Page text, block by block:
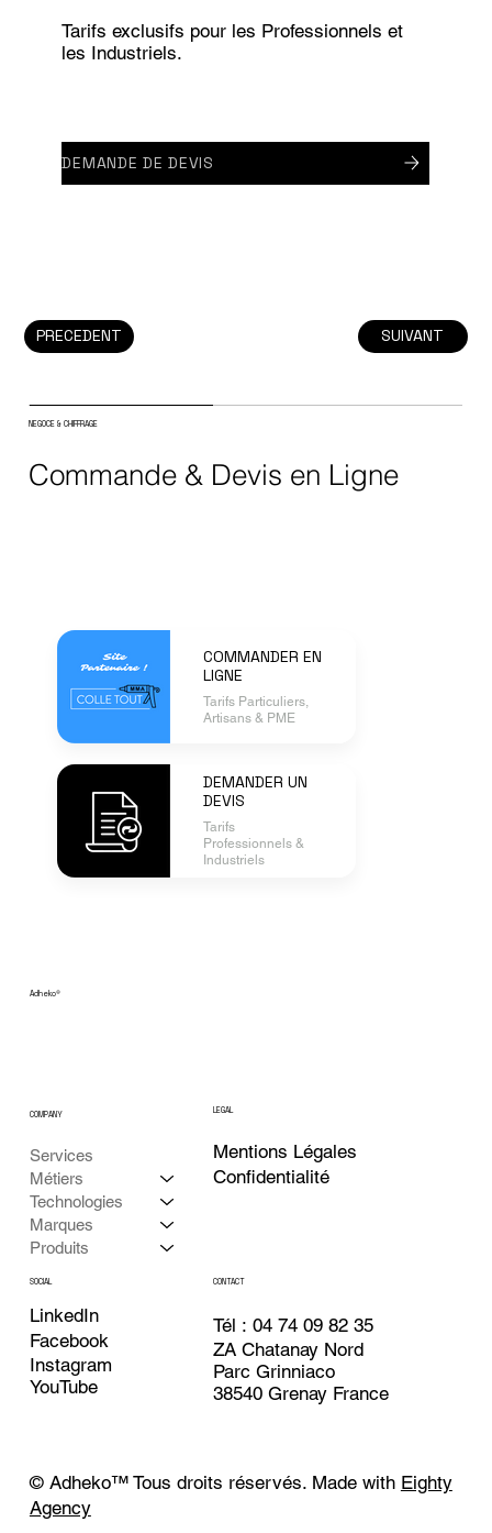
Tarifs exclusifs pour les Professionnels et
les Industriels.
DEMANDE DE DEVIS
PRECEDENT SUIVANT
COMMANDER EN
LIGNE
Tarifs Particuliers,
Artisans & PME
DEMANDER UN
DEVIS
Tarifs
Professionnels &
Industriels
Commande & Devis en Ligne
NEGOCE & CHIFFRAGE
Adheko®
Services
Métiers
Technologies
Marques
Produits
COMPANY LEGAL
Confidentialité
Mentions Légales
SOCIAL
LinkedIn
Facebook
Instagram
YouTube
CONTACT
Tél : 04 74 09 82 35
ZA Chatanay Nord
Parc Grinniaco
38540 Grenay France
© Adheko™ Tous droits réservés. Made with Eighty
Agency